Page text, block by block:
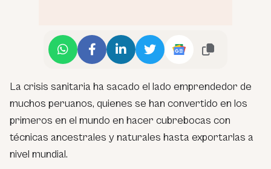
La crisis sanitaria ha sacado el lado emprendedor de
muchos peruanos, quienes se han convertido en los
primeros en el mundo en hacer cubrebocas con
técnicas ancestrales y naturales hasta exportarlas a
nivel mundial.